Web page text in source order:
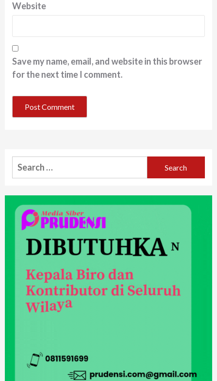
Website
Save my name, email, and website in this browser
for the next time I comment.